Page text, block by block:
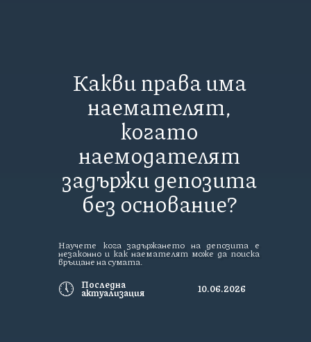
Какви права има
наемателят,
когато
наемодателят
задържи депозита
без основание?
Научете кога задържането на депозита е
незаконно и как наемателят може да поиска
връщане на сумата.
🕔 Последна
актуализация 10.06.2026